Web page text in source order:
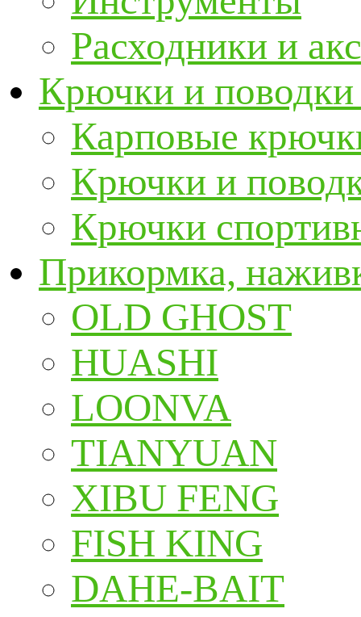
Расходники и
Крючки и
Карповые
Крючки и
Крючки
Прикормка,
OLD GHOST
HUASHI
LOONVA
TIANYUAN
XIBU FENG
FISH KING
DAHE-BAIT